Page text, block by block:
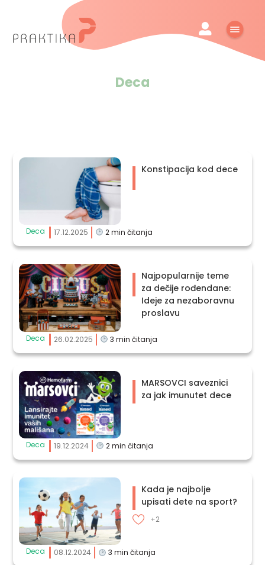
Deca
Deca 17.12.2025 2min čitanja
Konstipacija kod dece
Deca 26.02.2025 3 min čitanja
Najpopularnije teme
za dečije rođendane:
Ideje za nezaboravnu
proslavu
Deca 19.12.2024 2min čitanja
MARSOVCI saveznici
za jak imunutet dece
Deca 08.12.2024 3 min čitanja
Kada je najbolje
upisati dete na sport?
+2